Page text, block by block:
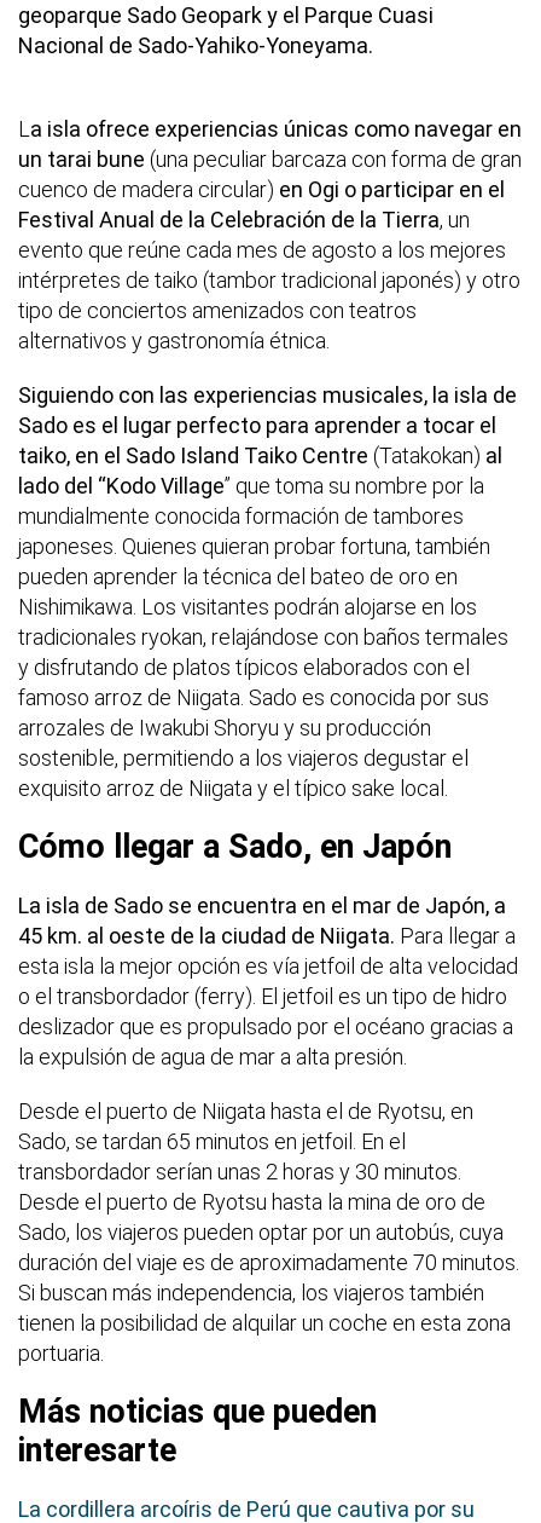
geoparque Sado Geopark y el Parque Cuasi
Nacional de Sado-Yahiko-Yoneyama.
L a isla ofrece experiencias únicas como navegar en
un tarai bune (una peculiar barcaza con forma de gran
cuenco de madera circular) en Ogi o participar en el
Festival Anual de la Celebración de la Tierra, un
evento que reúne cada mes de agosto a los mejores
intérpretes de taiko (tambor tradicional japonés) y otro
tipo de conciertos amenizados con teatros
alternativos y gastronomía étnica.
Siguiendo con las experiencias musicales, la isla de
Sado es el lugar perfecto para aprender a tocar el
taiko, en el Sado Island Taiko Centre (Tatakokan) al
lado del “Kodo Village” que toma su nombre por la
mundialmente conocida formación de tambores
japoneses. Quienes quieran probar fortuna, también
pueden aprender la técnica del bateo de oro en
Nishimikawa. Los visitantes podrán alojarse en los
tradicionales ryokan, relajándose con baños termales
y disfrutando de platos típicos elaborados con el
famoso arroz de Niigata. Sado es conocida por sus
arrozales de Iwakubi Shoryu y su producción
sostenible, permitiendo a los viajeros degustar el
exquisito arroz de Niigata y el típico sake local.
Cómo llegar a Sado, en Japón
La isla de Sado se encuentra en el mar de Japón, a
45 km. al oeste de la ciudad de Niigata. Para llegar a
esta isla la mejor opción es vía jetfoil de alta velocidad
o el transbordador (ferry). El jetfoil es un tipo de hidro
deslizador que es propulsado por el océano gracias a
la expulsión de agua de mar a alta presión.
Desde el puerto de Niigata hasta el de Ryotsu, en
Sado, se tardan 65 minutos en jetfoil. En el
transbordador serían unas 2 horas y 30 minutos.
Desde el puerto de Ryotsu hasta la mina de oro de
Sado, los viajeros pueden optar por un autobús, cuya
duración del viaje es de aproximadamente 70 minutos.
Si buscan más independencia, los viajeros también
tienen la posibilidad de alquilar un coche en esta zona
portuaria.
Más noticias que pueden
interesarte
La cordillera arcoíris de Perú que cautiva por su